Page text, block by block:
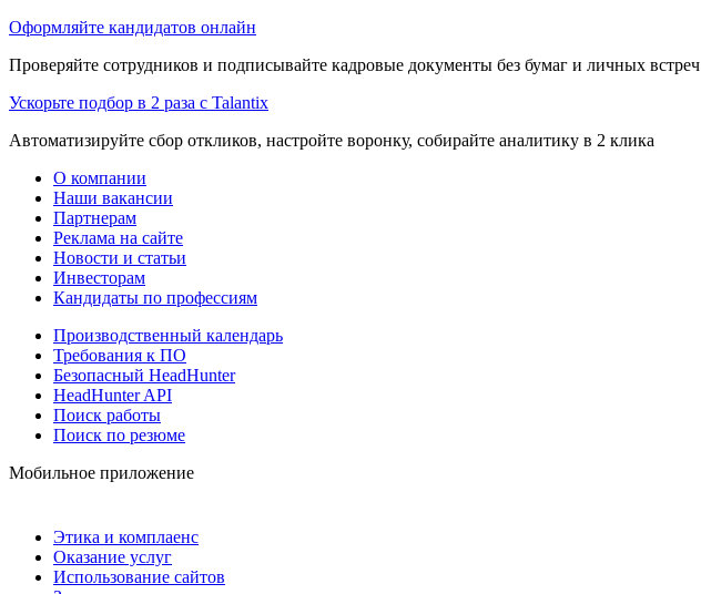
Оформляйте кандидатов онлайн
Проверяйте сотрудников и подписывайте кадровые документы без бумаг и личных встреч
Ускорьте подбор в 2 раза с Talantix
Автоматизируйте сбор откликов, настройте воронку, собирайте аналитику в 2 клика
О компании
Наши вакансии
Партнерам
Реклама на сайте
Новости и статьи
Инвесторам
Кандидаты по профессиям
Производственный календарь
Требования к ПО
Безопасный HeadHunter
HeadHunter API
Поиск работы
Поиск по резюме
Мобильное приложение
Этика и комплаенс
Оказание услуг
Использование сайтов